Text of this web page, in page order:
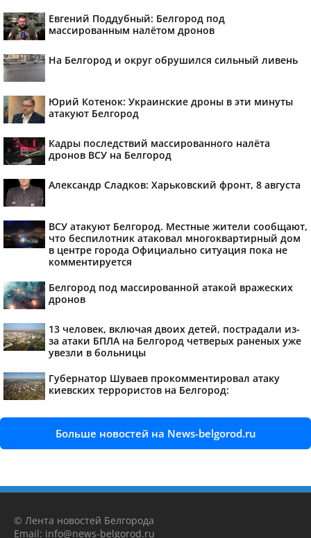
Евгений Поддубный: Белгород под
массированным налётом дронов
На Белгород и округ обрушился сильный ливень
Юрий Котенок: Украинские дроны в эти минуты
атакуют Белгород
Кадры последствий массированного налёта
дронов ВСУ на Белгород
Александр Сладков: Харьковский фронт, 8 августа
ВСУ атакуют Белгород. Местные жители сообщают,
что беспилотник атаковал многоквартирный дом
в центре города Официально ситуация пока не
комментируется
Белгород под массированной атакой вражеских
дронов
13 человек, включая двоих детей, пострадали из-
за атаки БПЛА на Белгород четверых раненых уже
увезли в больницы
Губернатор Шуваев прокомментировал атаку
киевских террористов на Белгород:
Больше новостей на News-belgorod.ru
© Лента новостей Белгорода
Email: info@news-belgorod.ru